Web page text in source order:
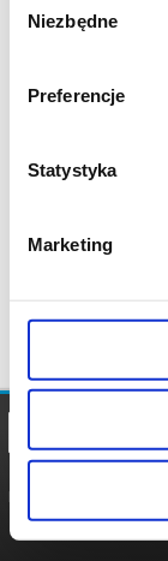
zgody
Niezbędne
Preferencje
Statystyka
Marketing